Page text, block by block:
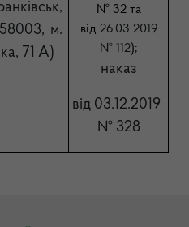
м.
71 А)
№ 32 та
від 26.03.2019
№ 112);
наказ
від 03.12.2019
№ 328